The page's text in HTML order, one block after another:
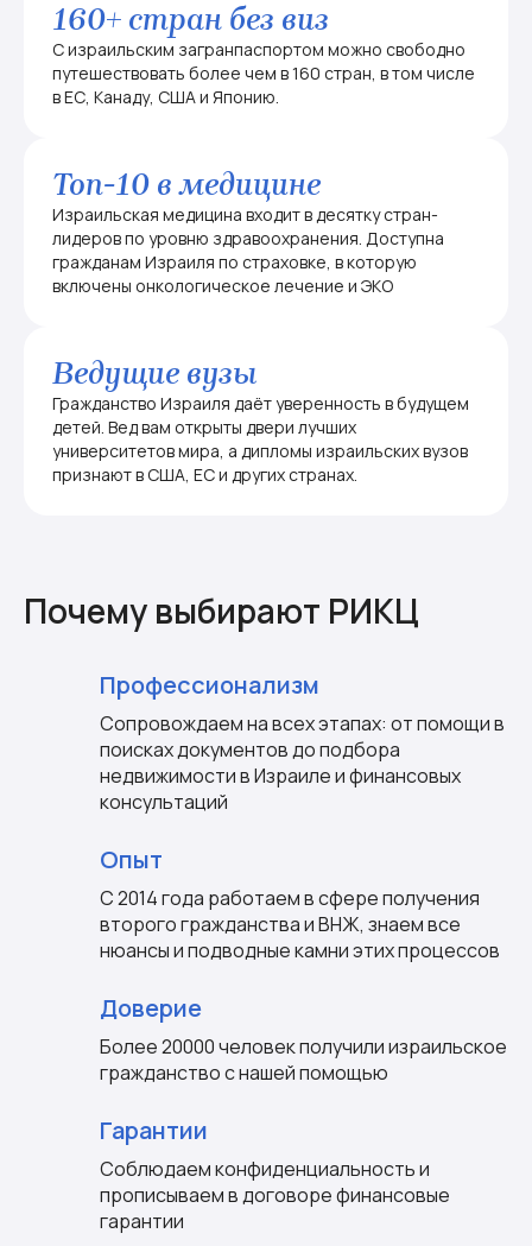
160+ стран без виз
С израильским загранпаспортом можно свободно
путешествовать более чем в 160 стран, в том числе
в ЕС, Канаду, США и Японию.
Топ-10 в медицине
Израильская медицина входит в десятку стран-
лидеров по уровню здравоохранения. Доступна
гражданам Израиля по страховке, в которую
включены онкологическое лечение и ЭКО
Ведущие вузы
Гражданство Израиля даёт уверенность в будущем
детей. Вед вам открыты двери лучших
университетов мира, а дипломы израильских вузов
признают в США, ЕС и других странах.
Почему выбирают РИКЦ
Профессионализм
Сопровождаем на всех этапах: от помощи в
поисках документов до подбора
недвижимости в Израиле и финансовых
консультаций
Опыт
С 2014 года работаем в сфере получения
второго гражданства и ВНЖ, знаем все
нюансы и подводные камни этих процессов
Доверие
Более 20000 человек получили израильское
гражданство с нашей помощью
Гарантии
Соблюдаем конфиденциальность и
прописываем в договоре финансовые
гарантии